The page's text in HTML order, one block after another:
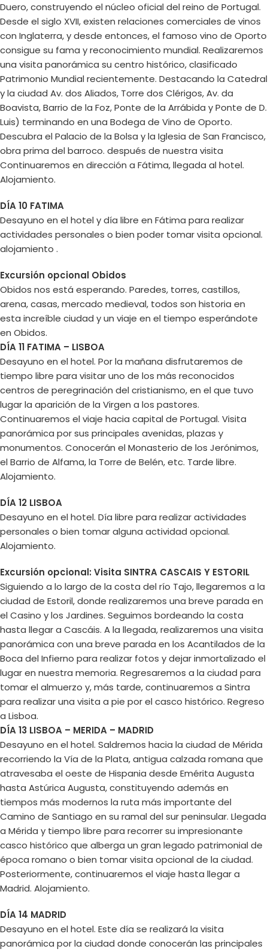
Duero, construyendo el núcleo oficial del reino de Portugal.
Desde el siglo XVII, existen relaciones comerciales de vinos
con Inglaterra, y desde entonces, el famoso vino de Oporto
consigue su fama y reconocimiento mundial. Realizaremos
una visita panorámica su centro histórico, clasificado
Patrimonio Mundial recientemente. Destacando la Catedral
y la ciudad Av. dos Aliados, Torre dos Clérigos, Av. da
Boavista, Barrio de la Foz, Ponte de la Arrábida y Ponte de D.
Luis) terminando en una Bodega de Vino de Oporto.
Descubra el Palacio de la Bolsa y la Iglesia de San Francisco,
obra prima del barroco. después de nuestra visita
Continuaremos en dirección a Fátima, llegada al hotel.
Alojamiento.
DÍA 10 FATIMA
Desayuno en el hotel y día libre en Fátima para realizar
actividades personales o bien poder tomar visita opcional.
alojamiento .
Excursión opcional Obidos
Obidos nos está esperando. Paredes, torres, castillos,
arena, casas, mercado medieval, todos son historia en
esta increíble ciudad y un viaje en el tiempo esperándote
en Obidos.
DÍA 11 FATIMA – LISBOA
Desayuno en el hotel. Por la mañana disfrutaremos de
tiempo libre para visitar uno de los más reconocidos
centros de peregrinación del cristianismo, en el que tuvo
lugar la aparición de la Virgen a los pastores.
Continuaremos el viaje hacia capital de Portugal. Visita
panorámica por sus principales avenidas, plazas y
monumentos. Conocerán el Monasterio de los Jerónimos,
el Barrio de Alfama, la Torre de Belén, etc. Tarde libre.
Alojamiento.
DÍA 12 LISBOA
Desayuno en el hotel. Día libre para realizar actividades
personales o bien tomar alguna actividad opcional.
Alojamiento.
Excursión opcional: Visita SINTRA CASCAIS Y ESTORIL
Siguiendo a lo largo de la costa del río Tajo, llegaremos a la
ciudad de Estoril, donde realizaremos una breve parada en
el Casino y los Jardines. Seguimos bordeando la costa
hasta llegar a Cascáis. A la llegada, realizaremos una visita
panorámica con una breve parada en los Acantilados de la
Boca del Infierno para realizar fotos y dejar inmortalizado el
lugar en nuestra memoria. Regresaremos a la ciudad para
tomar el almuerzo y, más tarde, continuaremos a Sintra
para realizar una visita a pie por el casco histórico. Regreso
a Lisboa.
DÍA 13 LISBOA – MERIDA – MADRID
Desayuno en el hotel. Saldremos hacia la ciudad de Mérida
recorriendo la Vía de la Plata, antigua calzada romana que
atravesaba el oeste de Hispania desde Emérita Augusta
hasta Astúrica Augusta, constituyendo además en
tiempos más modernos la ruta más importante del
Camino de Santiago en su ramal del sur peninsular. Llegada
a Mérida y tiempo libre para recorrer su impresionante
casco histórico que alberga un gran legado patrimonial de
época romano o bien tomar visita opcional de la ciudad.
Posteriormente, continuaremos el viaje hasta llegar a
Madrid. Alojamiento.
DÍA 14 MADRID
Desayuno en el hotel. Este día se realizará la visita
panorámica por la ciudad donde conocerán las principales